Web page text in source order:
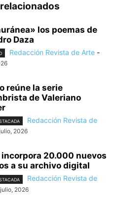
los poemas de
Daza
Redacción Revista de Arte -
reúne la serie
de Valeriano
Redacción Revista de
2026
incorpora 20.000 nuevos
a su archivo digital
Redacción Revista de
2026